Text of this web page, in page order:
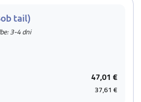
tail)
3-4 dni
47,01 €
37,61 €